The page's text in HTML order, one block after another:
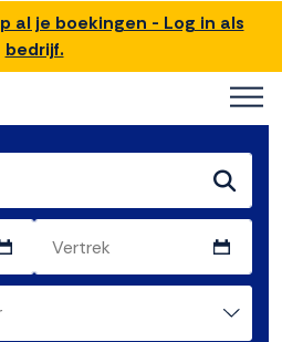
al je boekingen - Log in als
bedrijf.